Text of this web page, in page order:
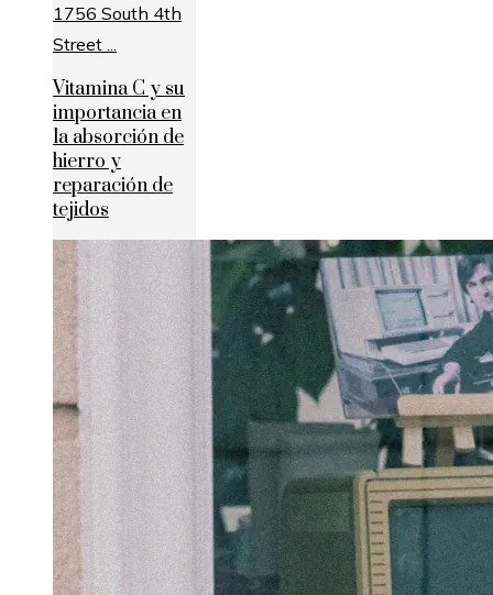
Vitamina C y su
importancia en
la absorción de
hierro y
reparación de
tejidos